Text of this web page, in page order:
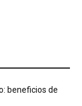
beneficios de